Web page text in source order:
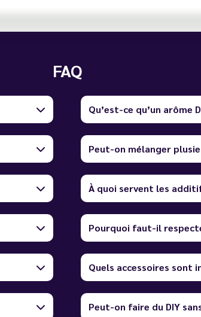
FAQ
Qu’est-ce qu’un arôme
Peut-on mélanger
À quoi servent les
Pourquoi faut-il
Quels accessoires sont
Peut-on faire du DIY